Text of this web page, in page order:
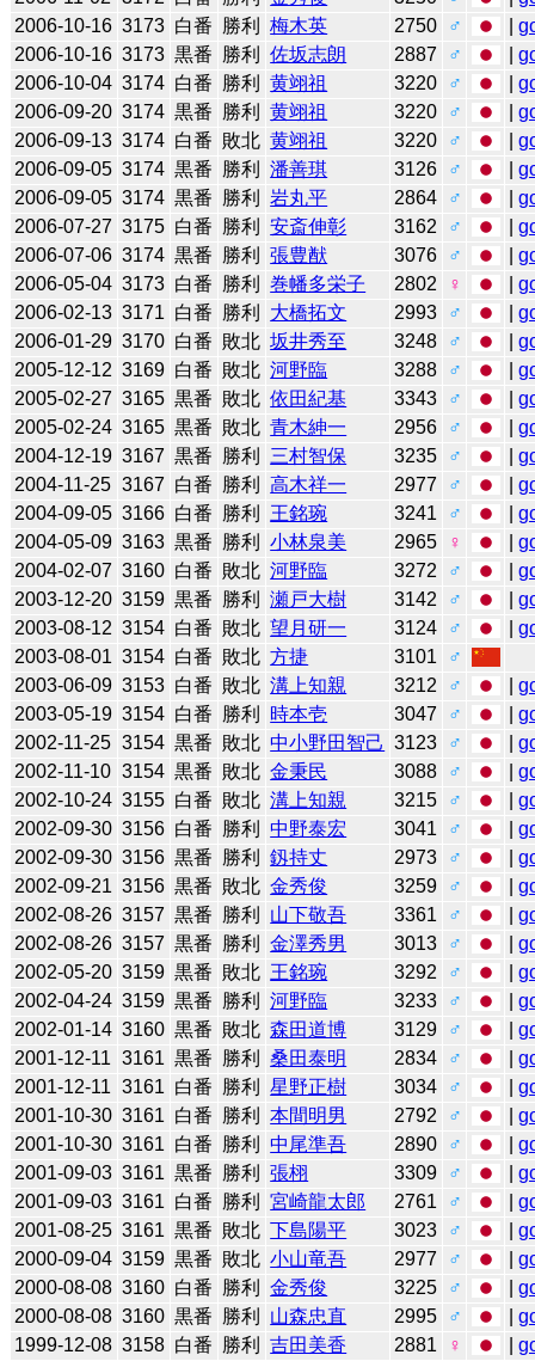
2006-10-16 3173 白番 勝利 梅木英 2750 ♂ |
2006-10-16 3173 黒番 勝利 佐坂志朗 2887 ♂ |
2006-10-04 3174 白番 勝利 黄翊祖 3220 ♂ |
2006-09-20 3174 黒番 勝利 黄翊祖 3220 ♂ |
2006-09-13 3174 白番 敗北 黄翊祖 3220 ♂ |
2006-09-05 3174 黒番 勝利 潘善琪 3126 ♂ |
2006-09-05 3174 黒番 勝利 岩丸平 2864 ♂ |
2006-07-27 3175 白番 勝利 安斎伸彰 3162 ♂ |
2006-07-06 3174 黒番 勝利 張豊猷 3076 ♂ |
2006-05-04 3173 白番 勝利 巻幡多栄子 2802 ♀ |
2006-02-13 3171 白番 勝利 大橋拓文 2993 ♂ |
2006-01-29 3170 白番 敗北 坂井秀至 3248 ♂ |
2005-12-12 3169 白番 敗北 河野臨 3288 ♂ |
2005-02-27 3165 黒番 敗北 依田紀基 3343 ♂ |
2005-02-24 3165 黒番 敗北 青木紳一 2956 ♂ |
2004-12-19 3167 黒番 勝利 三村智保 3235 ♂ |
2004-11-25 3167 白番 勝利 高木祥一 2977 ♂ |
2004-09-05 3166 白番 勝利 王銘琬 3241 ♂ |
2004-05-09 3163 黒番 勝利 小林泉美 2965 ♀ |
2004-02-07 3160 白番 敗北 河野臨 3272 ♂ |
2003-12-20 3159 黒番 勝利 瀬戸大樹 3142 ♂ |
2003-08-12 3154 白番 敗北 望月研一 3124 ♂ |
2003-08-01 3154 白番 敗北 方捷 3101
♂
2003-06-09 3153 白番 敗北 溝上知親 3212 ♂ |
2003-05-19 3154 白番 勝利 時本壱 3047 ♂ |
2002-11-25 3154 黒番 敗北 中小野田智己 3123 ♂ |
2002-11-10 3154 黒番 敗北 金秉民 3088 ♂ |
2002-10-24 3155 白番 敗北 溝上知親 3215 ♂ |
2002-09-30 3156 白番 勝利 中野泰宏 3041 ♂ |
2002-09-30 3156 黒番 勝利 釼持丈 2973 ♂ |
2002-09-21 3156 黒番 敗北 金秀俊 3259 ♂ |
2002-08-26 3157 黒番 勝利 山下敬吾 3361 ♂ |
2002-08-26 3157 黒番 勝利 金澤秀男 3013 ♂ |
2002-05-20 3159 黒番 敗北 王銘琬 3292 ♂ |
2002-04-24 3159 黒番 勝利 河野臨 3233 ♂ |
2002-01-14 3160 黒番 敗北 森田道博 3129 ♂ |
2001-12-11 3161 黒番 勝利 桑田泰明 2834 ♂ |
2001-12-11 3161 白番 勝利 星野正樹 3034 ♂ |
2001-10-30 3161 白番 勝利 本間明男 2792 ♂ |
2001-10-30 3161 白番 勝利 中尾準吾 2890 ♂ |
2001-09-03 3161 黒番 勝利 張栩 3309 ♂ |
2001-09-03 3161 白番 勝利 宮崎龍太郎 2761 ♂ |
2001-08-25 3161 黒番 敗北 下島陽平 3023 ♂ |
2000-09-04 3159 黒番 敗北 小山竜吾 2977 ♂ |
2000-08-08 3160 白番 勝利 金秀俊 3225 ♂ |
2000-08-08 3160 黒番 勝利 山森忠直 2995 ♂ |
1999-12-08 3158 白番 勝利 吉田美香 2881 ♀ |